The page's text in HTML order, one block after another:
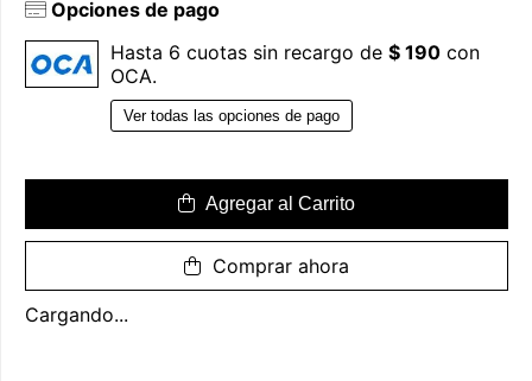
Opciones de pago
Hasta 6 cuotas sin recargo de $ 190 con
OCA.
Ver todas las opciones de pago
Agregar al Carrito
Comprar ahora
Cargando...